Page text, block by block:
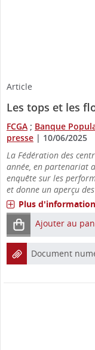
Article
Les tops et les
FCGA ; Banque
presse | 10/06/2025
La Fédération des
année, en partenariat
enquête sur les
et donne un aperçu
Plus
Ajouter au
Document